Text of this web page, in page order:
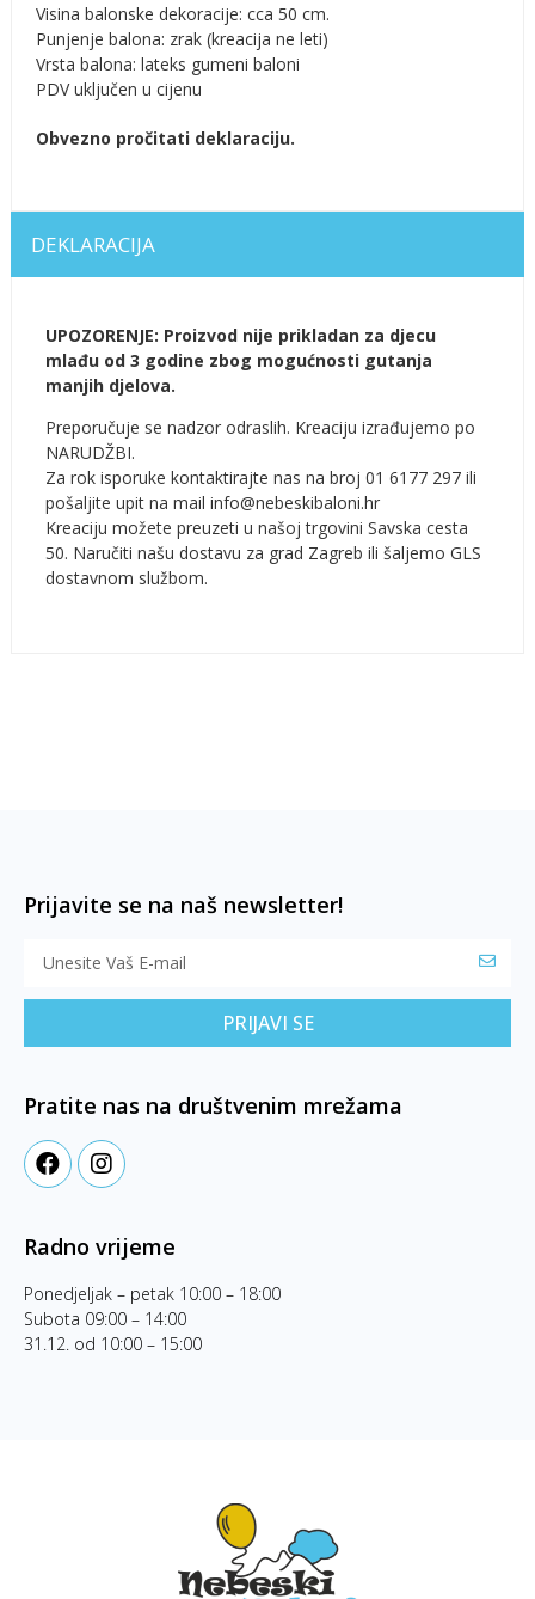
Visina balonske dekoracije: cca 50 cm.
Punjenje balona: zrak (kreacija ne leti)
Vrsta balona: lateks gumeni baloni
PDV uključen u cijenu
Obvezno pročitati deklaraciju.
DEKLARACIJA
UPOZORENJE: Proizvod nije prikladan za djecu
mlađu od 3 godine zbog mogućnosti gutanja
manjih djelova.
Preporučuje se nadzor odraslih. Kreaciju izrađujemo po
NARUDŽBI.
Za rok isporuke kontaktirajte nas na broj 01 6177 297 ili
pošaljite upit na mail info@nebeskibaloni.hr
Kreaciju možete preuzeti u našoj trgovini Savska cesta
50. Naručiti našu dostavu za grad Zagreb ili šaljemo GLS
dostavnom službom.
Prijavite se na naš newsletter!
PRIJAVI SE
Pratite nas na društvenim mrežama
Radno vrijeme
Ponedjeljak – petak 10:00 – 18:00
Subota 09:00 – 14:00
31.12. od 10:00 – 15:00